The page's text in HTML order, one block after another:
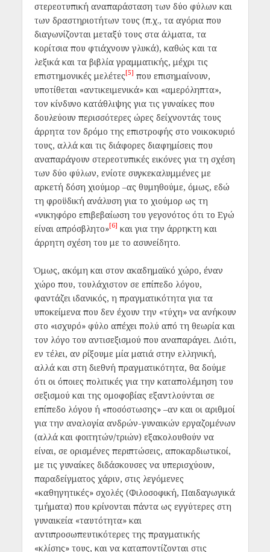
στερεοτυπική αναπαράσταση των δύο φύλων και
των δραστηριοτήτων τους (π.χ., τα αγόρια που
διαγωνίζονται μεταξύ τους στα άλματα, τα
κορίτσια που φτιάχνουν γλυκά), καθώς και τα
λεξικά και τα βιβλία γραμματικής, μέχρι τις
επιστημονικές μελέτες[5] που επισημαίνουν,
υποτίθεται «αντικειμενικά» και «αμερόληπτα»,
τον κίνδυνο κατάθλιψης για τις γυναίκες που
δουλεύουν περισσότερες ώρες δείχνοντάς τους
άρρητα τον δρόμο της επιστροφής στο νοικοκυριό
τους, αλλά και τις διάφορες διαφημίσεις που
αναπαράγουν στερεοτυπικές εικόνες για τη σχέση
των δύο φύλων, ενίοτε συγκεκαλυμμένες με
αρκετή δόση χιούμορ –ας θυμηθούμε, όμως, εδώ
τη φροϋδική ανάλυση για το χιούμορ ως τη
«νικηφόρο επιβεβαίωση του γεγονότος ότι το Εγώ
είναι απρόσβλητο»[6] και για την άρρηκτη και
άρρητη σχέση του με το ασυνείδητο.
Όμως, ακόμη και στον ακαδημαϊκό χώρο, έναν
χώρο που, τουλάχιστον σε επίπεδο λόγου,
φαντάζει ιδανικός, η πραγματικότητα για τα
υποκείμενα που δεν έχουν την «τύχη» να ανήκουν
στο «ισχυρό» φύλο απέχει πολύ από τη θεωρία και
τον λόγο του αντισεξισμού που αναπαράγει. Διότι,
εν τέλει, αν ρίξουμε μία ματιά στην ελληνική,
αλλά και στη διεθνή πραγματικότητα, θα δούμε
ότι οι όποιες πολιτικές για την καταπολέμηση του
σεξισμού και της ομοφοβίας εξαντλούνται σε
επίπεδο λόγου ή «ποσόστωσης» –αν και οι αριθμοί
για την αναλογία ανδρών-γυναικών εργαζομένων
(αλλά και φοιτητών/τριών) εξακολουθούν να
είναι, σε ορισμένες περιπτώσεις, αποκαρδιωτικοί,
με τις γυναίκες διδάσκουσες να υπερισχύουν,
παραδείγματος χάριν, στις λεγόμενες
«καθηγητικές» σχολές (Φιλοσοφική, Παιδαγωγικά
τμήματα) που κρίνονται πάντα ως εγγύτερες στη
γυναικεία «ταυτότητα» και
αντιπροσωπευτικότερες της πραγματικής
«κλίσης» τους, και να καταποντίζονται στις